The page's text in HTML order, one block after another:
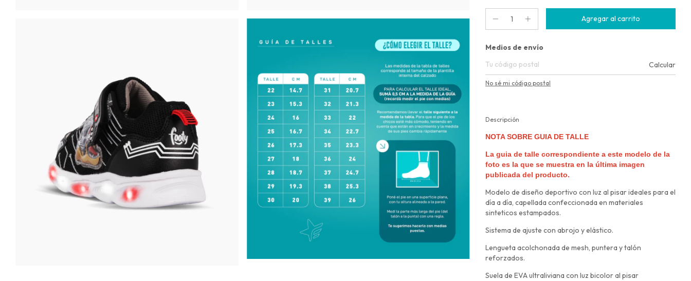
Entregas para el CP:
Medios de envío
Calcular
No sé mi código postal
Descripción
NOTA SOBRE GUIA DE TALLE
La guia de talle correspondiente a este modelo de la
foto es la que se muestra en la última imagen
publicada del producto.
Modelo de diseño deportivo con luz al pisar ideales para el
día a día, capellada confeccionada en materiales
sinteticos estampados.
Sistema de ajuste con abrojo y elástico.
Lengueta acolchonada de mesh, puntera y talón
reforzados.
Suela de EVA ultraliviana con luz bicolor al pisar